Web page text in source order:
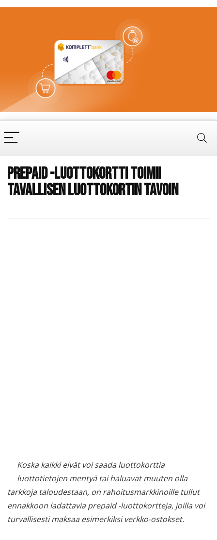
Prepaid -luottokortti toimii
tavallisen luottokortin tavoin
Koska kaikki eivät voi saada luottokorttia
luottotietojen mentyä tai haluavat muuten olla
tarkkoja taloudestaan, on rahoitusmarkkinoille tullut
ennakkoon ladattavia prepaid -luottokortteja, joilla voi
turvallisesti maksaa esimerkiksi verkko-ostokset.